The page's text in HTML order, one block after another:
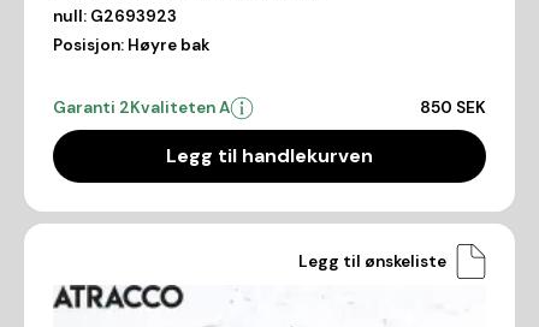
null: G2693923
Posisjon: Høyre bak
Garanti 2Kvaliteten A 850 SEK
Legg til handlekurven
Legg til ønskeliste